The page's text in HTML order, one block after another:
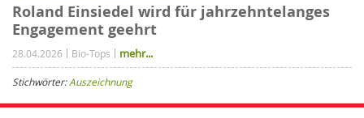
Roland Einsiedel wird für jahrzehntelanges
Engagement geehrt
28.04.2026 Bio-Tops mehr...
Stichwörter:Auszeichnung